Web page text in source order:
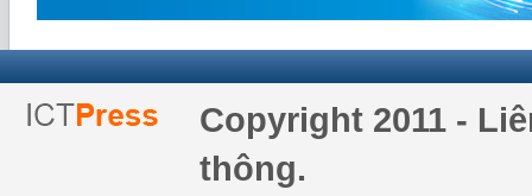
Copyright 2011 -
thông.